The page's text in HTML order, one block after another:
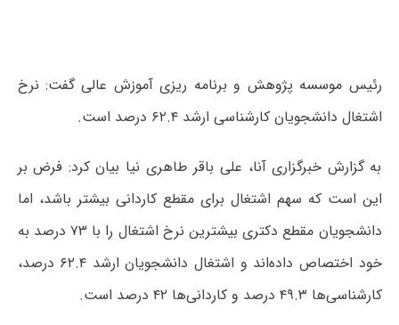
رئیس موسسه پژوهش و برنامه ریزی آموزش عالی گفت: نرخ
اشتغال دانشجویان کارشناسی ارشد ۶۲.۴ درصد است.
به گزارش خبرگزاری آنا، علی باقر طاهری نیا بیان کرد: فرض بر
این است که سهم اشتغال برای مقطع کاردانی بیشتر باشد، اما
دانشجویان مقطع دکتری بیشترین نرخ اشتغال را با ۷۳ درصد به
خود اختصاص داده‌اند و اشتغال دانشجویان ارشد ۶۲.۴ درصد،
کارشناسی‌ها ۴۹.۳ درصد و کاردانی‌ها ۴۲ درصد است.